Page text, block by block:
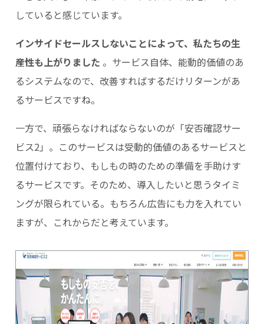
していると感じています。
インサイドセールスしないことによって、私たちの生
産性も上がりました 。サービス自体、能動的価値のあ
るシステムなので、改善すればするだけリターンがあ
るサービスですね。
一方で、頑張らなければならないのが「安否確認サー
ビス2」。このサービスは受動的価値のあるサービスと
位置付けており、もしもの時のための準備を手助けす
るサービスです。そのため、導入したいと思うタイミ
ングが限られている。もちろん広告にも力を入れてい
ますが、これからだと考えています。